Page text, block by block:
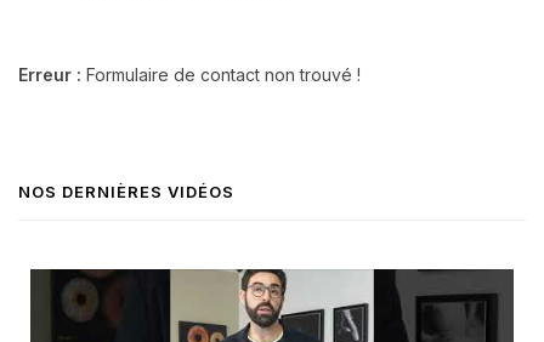
Erreur : Formulaire de contact non trouvé !
NOS DERNIÈRES VIDÉOS